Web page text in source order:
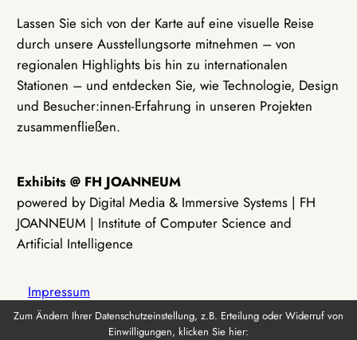
Lassen Sie sich von der Karte auf eine visuelle Reise
durch unsere Ausstellungsorte mitnehmen – von
regionalen Highlights bis hin zu internationalen
Stationen – und entdecken Sie, wie Technologie, Design
und Besucher:innen-Erfahrung in unseren Projekten
zusammenfließen.
Exhibits @ FH JOANNEUM
powered by Digital Media & Immersive Systems | FH
JOANNEUM | Institute of Computer Science and
Artificial Intelligence
Impressum
Zum Ändern Ihrer Datenschutzeinstellung, z.B. Erteilung oder Widerruf von
Einwilligungen, klicken Sie hier: